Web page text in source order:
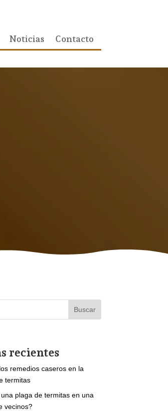
Noticias Contacto
Buscar
recientes
remedios caseros en la
termitas
plaga de termitas en una
vecinos?